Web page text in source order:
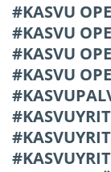
KASVU
KASVU
KASVU
KASVU